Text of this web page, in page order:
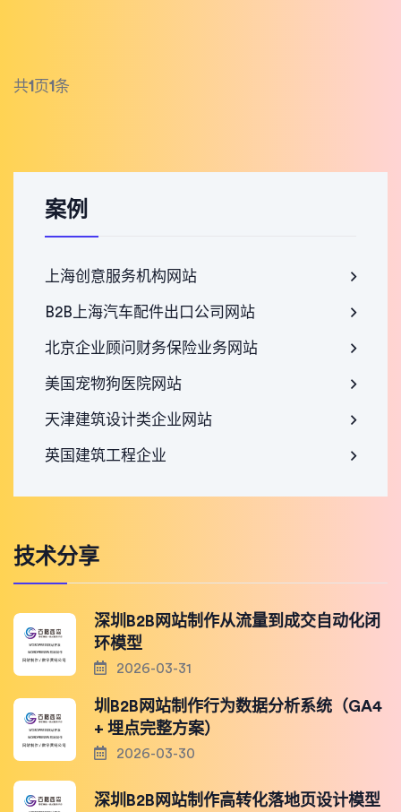
共1 页1条
案例
上海创意服务机构网站
B2B上海汽车配件出口公司网站
北京企业顾问财务保险业务网站
美国宠物狗医院网站
天津建筑设计类企业网站
英国建筑工程企业
技术分享
深圳B2B网站制作从流量到成交自动化闭
环模型
2026-03-31
圳B2B网站制作行为数据分析系统（GA4
+ 埋点完整方案）
2026-03-30
深圳B2B网站制作高转化落地页设计模型